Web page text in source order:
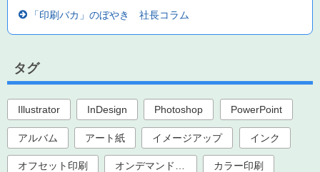
「印刷バカ」のぼやき 社長コラム
タグ
Illustrator InDesign Photoshop PowerPoint
アルバム アート紙 イメージアップ インク
オフセット印刷 カラー印刷